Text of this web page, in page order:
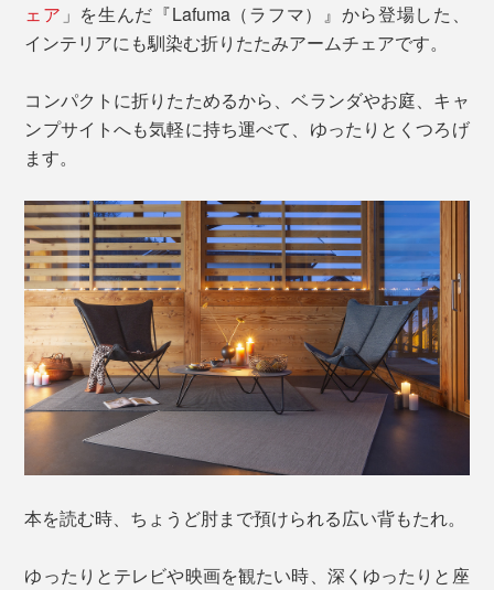
ェア 」を生んだ『Lafuma（ラフマ）』から登場した、
インテリアにも馴染む折りたたみアームチェアです。
コンパクトに折りたためるから、ベランダやお庭、キャ
ンプサイトへも気軽に持ち運べて、ゆったりとくつろげ
ます。
本を読む時、ちょうど肘まで預けられる広い背もたれ。
ゆったりとテレビや映画を観たい時、深くゆったりと座